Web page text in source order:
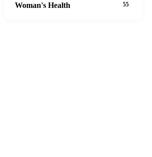
Woman's Health 55